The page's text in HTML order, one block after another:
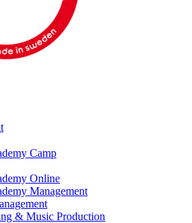
Camp
Online
Management
& Music Production